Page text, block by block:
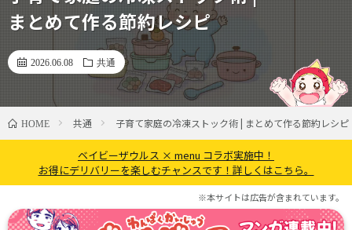
まとめて作る節約レシピ
2026.06.08 共通
HOME 共通 子育て家庭の冷凍ストック術 | まとめて作る節約レシピ
ベイビーザウルス × menu コラボ実施中！
お得にデリバリーを楽しむチャンスです！詳しくはこちら。
※本サイトは広告が含まれています。